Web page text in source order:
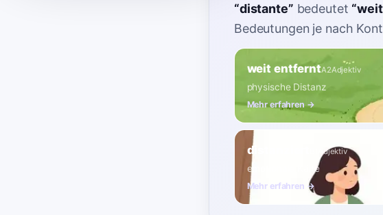
“distante” bedeutet “
Bedeutungen je nach
weit entferntA2Adjektiv
physische Distanz
Mehr erfahren →
distanziert Adjektiv
emotionale Kälte
Mehr erfahren →